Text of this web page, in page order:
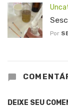
Por
DEIXE SEU